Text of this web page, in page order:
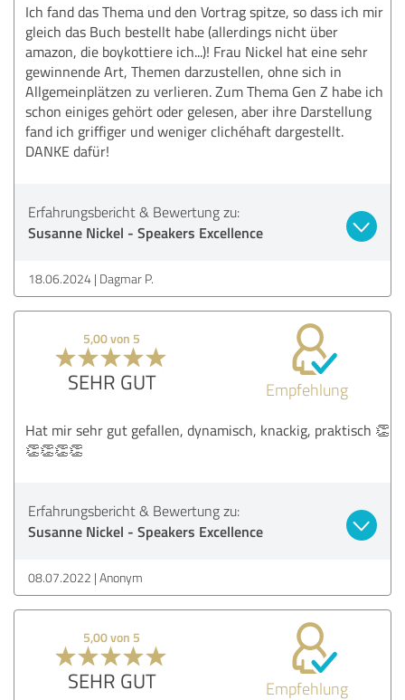
Ich fand das Thema und den Vortrag spitze, so dass ich mir
gleich das Buch bestellt habe (allerdings nicht über
amazon, die boykottiere ich...)! Frau Nickel hat eine sehr
gewinnende Art, Themen darzustellen, ohne sich in
Allgemeinplätzen zu verlieren. Zum Thema Gen Z habe ich
schon einiges gehört oder gelesen, aber ihre Darstellung
fand ich griffiger und weniger clichéhaft dargestellt.
DANKE dafür!
Erfahrungsbericht & Bewertung zu:
Susanne Nickel - Speakers Excellence
18.06.2024 Dagmar P.
5,00 von 5
SEHR GUT Empfehlung
Hat mir sehr gut gefallen, dynamisch, knackig, praktisch 👏
👏👏👏👏
Erfahrungsbericht & Bewertung zu:
Susanne Nickel - Speakers Excellence
08.07.2022 Anonym
5,00 von 5
SEHR GUT Empfehlung